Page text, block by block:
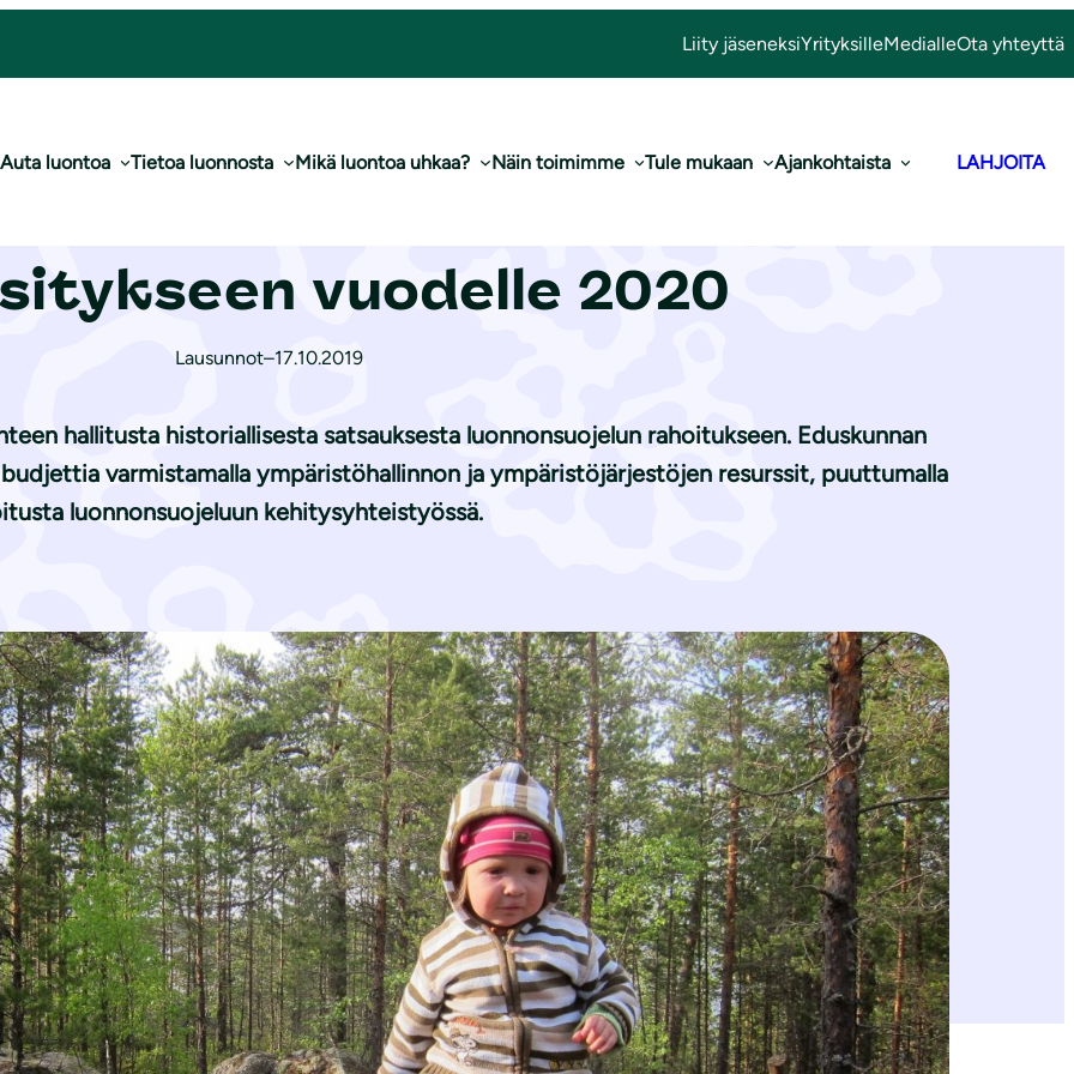
Liity jäseneksiYrityksilleMedialleOta yhteyttä
Auta luontoa Tietoa luonnosta Mikä luontoa uhkaa? Näin toimimme Tule mukaan Ajankohtaista LAHJOITA
ta­lous­ar­vio­esi­tyk­seen vuodelle 2020
vuodelle 2020
Lausunnot–17.10.2019
hallitusta historiallisesta satsauksesta luonnonsuojelun rahoitukseen. Eduskunnan
varmistamalla ympäristöhallinnon ja ympäristöjärjestöjen resurssit, puuttumalla
luonnonsuojeluun kehitysyhteistyössä.